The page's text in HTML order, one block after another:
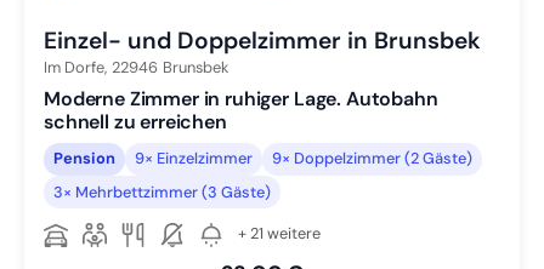
Einzel- und Doppelzimmer in Brunsbek
Im Dorfe, 22946 Brunsbek
Moderne Zimmer in ruhiger Lage. Autobahn
schnell zu erreichen
Pension 9× Einzelzimmer
9× Doppelzimmer (2 Gäste)
3× Mehrbettzimmer (3 Gäste)
+ 21 weitere